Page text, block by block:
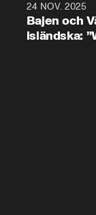
24 NOV. 2025
Bajen och
isländska: